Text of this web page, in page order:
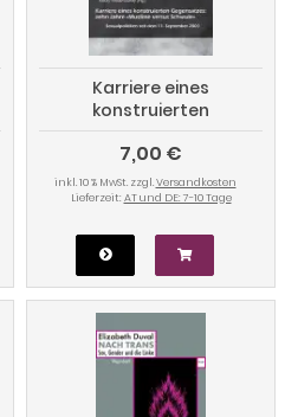
Karriere eines
konstruierten
Gegensatzes: Zehn Jahre
"Muslime versus Schwule".
Sexualpolitiken seit dem
11. September.
7,00 €
inkl. 10 % MwSt. zzgl.Versandkosten
Lieferzeit: AT und DE: 7-10 Tage